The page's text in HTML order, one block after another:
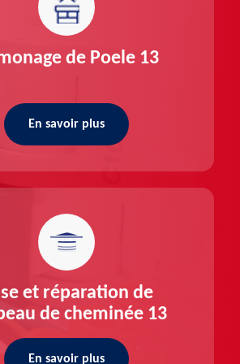
de Poele 13
En savoir plus
et réparation de
de cheminée 13
En savoir plus